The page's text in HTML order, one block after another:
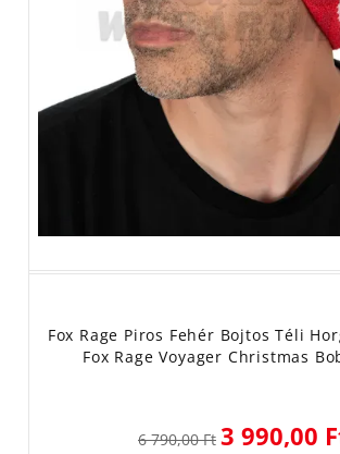
Fox Rage Piros Fehér Bojtos Téli
Fox Rage Voyager Christmas
6 790,00 Ft 3 990,00